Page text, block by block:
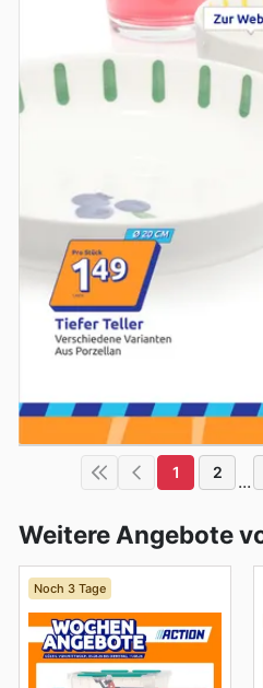
1 2 ...
Weitere Angebote
Noch 3 Tage